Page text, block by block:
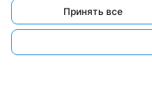
Принять все